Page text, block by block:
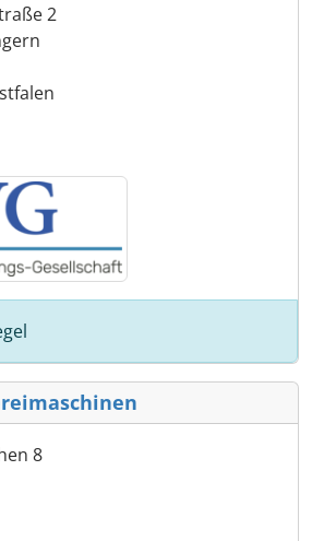
2
8